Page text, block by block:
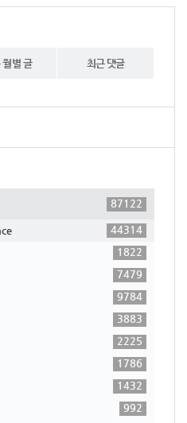
월별 글 최근 댓글
87122
44314
1822
7479
9784
3883
2225
1786
1432
992